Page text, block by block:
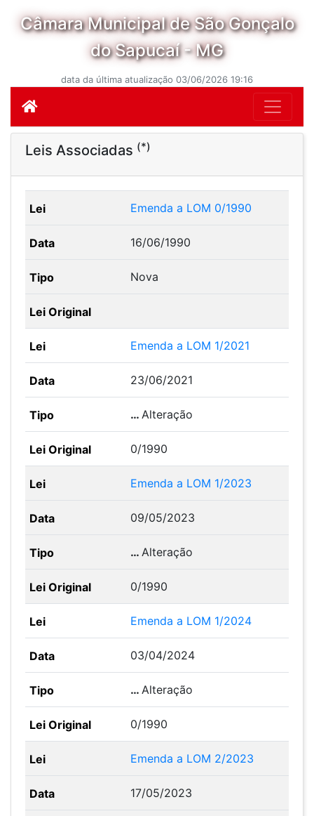
Câmara Municipal de São Gonçalo
do Sapucaí - MG
data da última atualização 03/06/2026 19:16
Leis Associadas (*)
Emenda a LOM 0/1990
16/06/1990
Nova
Emenda a LOM 1/2021
23/06/2021
…Alteração
0/1990
Emenda a LOM 1/2023
09/05/2023
…Alteração
0/1990
Emenda a LOM 1/2024
03/04/2024
…Alteração
0/1990
Emenda a LOM 2/2023
17/05/2023